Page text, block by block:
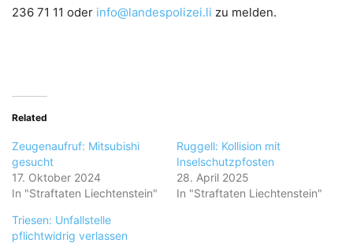
236 71 11 oder info@landespolizei.li zu melden.
Related
Zeugenaufruf: Mitsubishi
gesucht
17. Oktober 2024
In "Straftaten Liechtenstein"
Ruggell: Kollision mit
Inselschutzpfosten
28. April 2025
In "Straftaten Liechtenstein"
Triesen: Unfallstelle
pflichtwidrig verlassen